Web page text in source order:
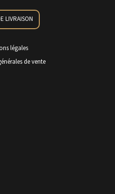
LIVRAISON
légales
de vente